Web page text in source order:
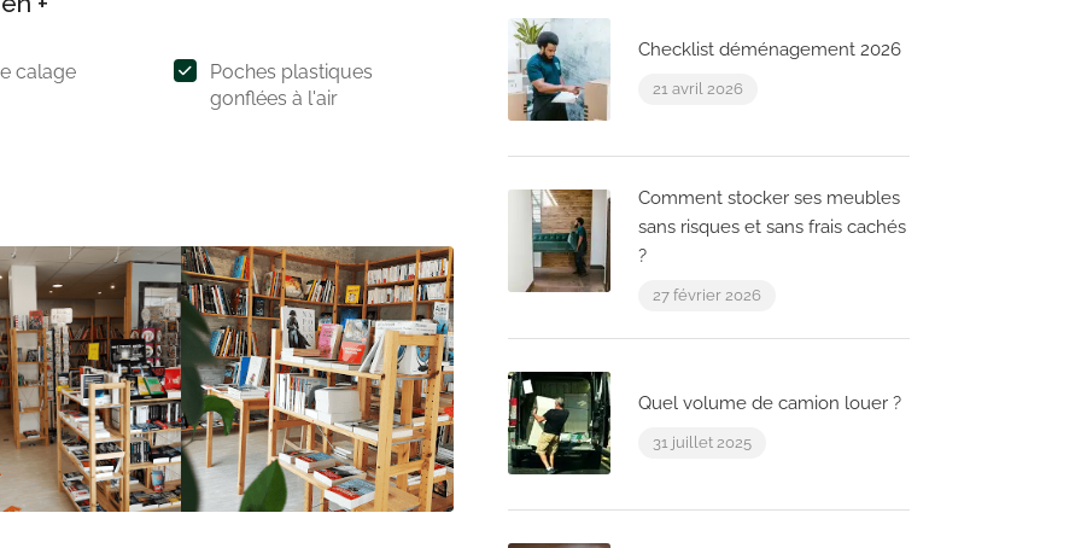
calage
Poches plastiques
gonflées à l'air
Checklist déménagement 2026
21 avril 2026
Comment stocker ses meubles
sans risques et sans frais cachés
?
27 février 2026
Quel volume de camion louer ?
31 juillet 2025